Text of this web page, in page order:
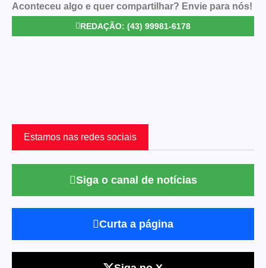
Aconteceu algo e quer compartilhar? Envie para nós!
REDAÇÃO: (43) 99981-6178
Estamos nas redes sociais
Siga o canal de notícias
Curta a página